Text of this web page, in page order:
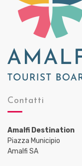
Contatti
Amalfi Destination
Piazza Municipio
Amalfi SA